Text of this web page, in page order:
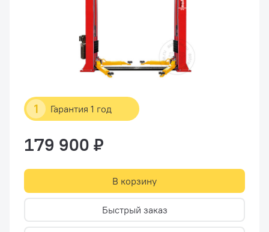
1 Гарантия 1 год
179 900 ₽
В корзину
Быстрый заказ